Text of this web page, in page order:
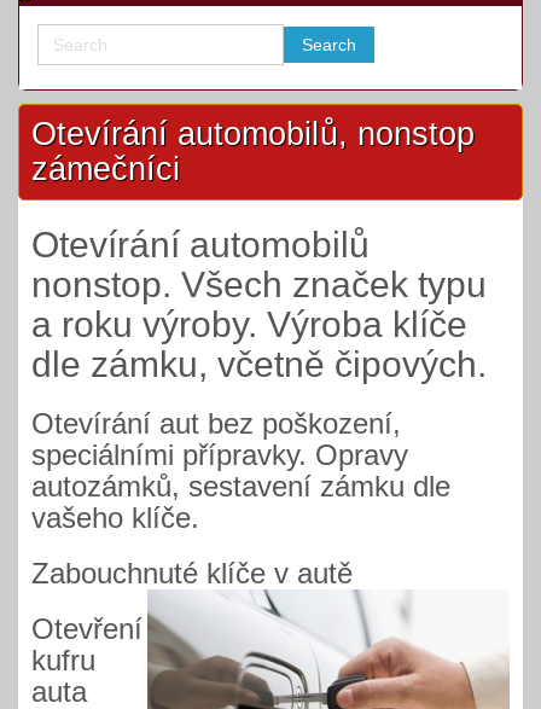
Otevírání automobilů, nonstop
zámečníci
Otevírání automobilů
nonstop. Všech značek typu
a roku výroby. Výroba klíče
dle zámku, včetně čipových.
Otevírání aut bez poškození,
speciálními přípravky. Opravy
autozámků, sestavení zámku dle
vašeho klíče.
Zabouchnuté klíče v autě
Otevření
kufru
auta